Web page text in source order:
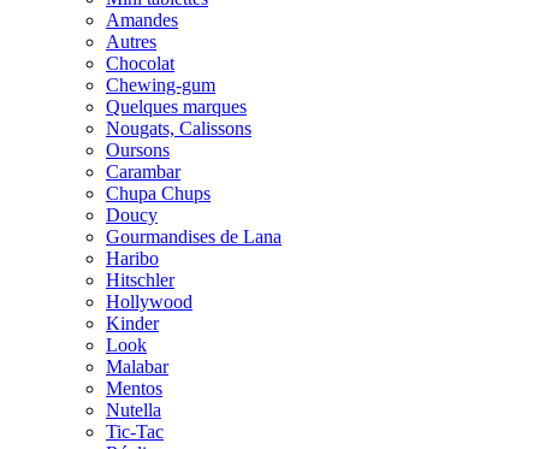
Amandes
Autres
Chocolat
Chewing-gum
Quelques marques
Nougats, Calissons
Oursons
Carambar
Chupa Chups
Doucy
Gourmandises de Lana
Haribo
Hitschler
Hollywood
Kinder
Look
Malabar
Mentos
Nutella
Tic-Tac